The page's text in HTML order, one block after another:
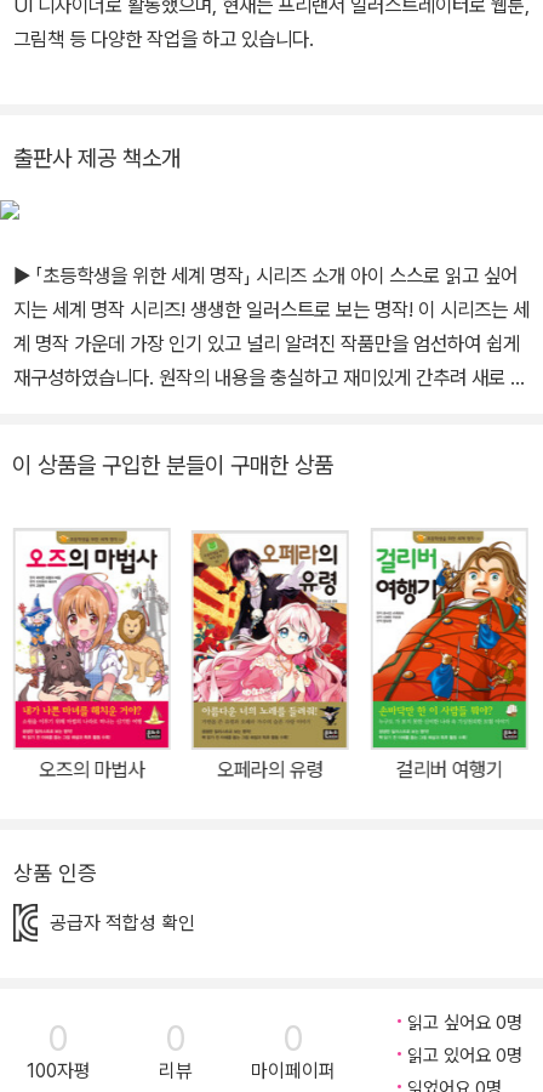
웬디 남매, 그리고 잃어버린 소년들이 펼치는 신나는 모험을 다룬다.
어느 밤, 창문으로 뛰어든 피터에게서 나는 법을 배운 웬디와 존과 마
고 매정한, 무한한 가능성으로 펼쳐진 세계. 『피터 팬』은 유년의 추억
작가였다. 대표작으로는 희곡 「퀄리티 스트리트」(1901), 「훌륭한 크
으로부터 준남작 칭호를 받았으며 1922년에 메리트 훈장을 받았다.
그는 기부의 일환으로 <피터 팬>과 관련된 저작권을 1929년 런던의
그레이트 오몬드 스트리트 병원에 넘겼다. 런던의 웨스트엔드에 위치
한 요양원에서 1937년 폐렴으로 숨을 거뒀다.
UI 디자이너로 활동했으며, 현재는 프리랜서 일러스트레이터로 웹툰,
그림책 등 다양한 작업을 하고 있습니다.
출판사 제공 책소개
▶ 「초등학생을 위한 세계 명작」 시리즈 소개 아이 스스로 읽고 싶어
지는 세계 명작 시리즈! 생생한 일러스트로 보는 명작! 이 시리즈는 세
계 명작 가운데 가장 인기 있고 널리 알려진 작품만을 엄선하여 쉽게
재구성하였습니다. 원작의 내용을 충실하고 재미있게 간추려 새로 썼
루하지 않으며, 만화 영화를 보는 것 같은 예쁜 일러스트가 들어 있어
계적인 3단계 구성! 이 시리즈는 책을 읽기 전에 그림으로 된 <이야
기 소개> 코너를 수록해 등장인물, 줄거리, 이야기의 배경 등에 대해
알려 주어 책에 대한 이해를 도와줍니다. 또 본문 뒤에 <올바른 독서
방법>을 수록해 올바른 책 읽기 방법을 알려 주고, <더 생각해 보기
>, <독서 기록장>, <상상하기>, <편지 쓰기> 등의 다양한 활동을 통
해 독후 활동을 재미있게 할 수 있도록 돕습니다. 아이들은 자기 생각
을 정리하며 논리력과 표현력을 키울 수 있습니다. <책읽기 3단계>
* 1단계 : <이야기 소개>를 읽으며 책 속 등장인물, 줄거리, 배경 등
쓰기> 등 다양한 부록을 통해 논리력과 표현력을 키워요!
이 상품을 구입한 분들이 구매한 상품
오즈의 마법사 오페라의 유령 걸리버 여행기
상품 인증
공급자 적합성 확인
0
100자평
0
리뷰
0
마이페이퍼
읽고 싶어요 0명
읽고 있어요 0명